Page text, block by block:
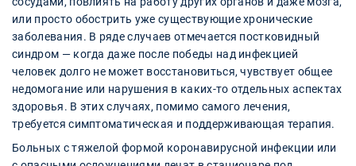
или просто обострить уже существующие хронические
заболевания. В ряде случаев отмечается постковидный
синдром — когда даже после победы над инфекцией
человек долго не может восстановиться, чувствует общее
недомогание или нарушения в каких-то отдельных аспектах
здоровья. В этих случаях, помимо самого лечения,
требуется симптоматическая и поддерживающая терапия.
Больных с тяжелой формой коронавирусной инфекции или